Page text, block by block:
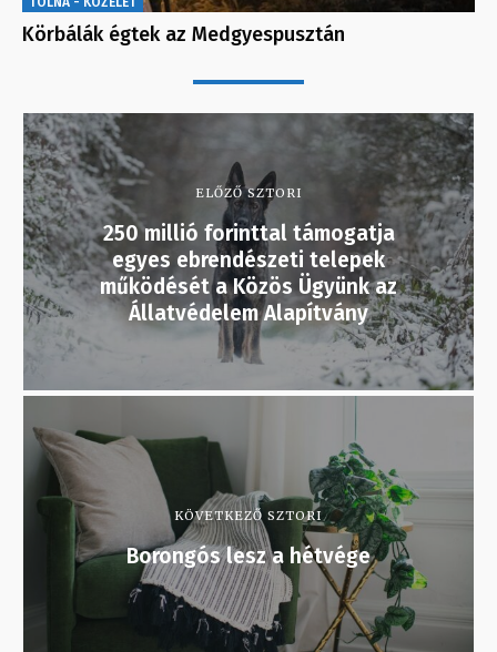
Körbálák égtek az Medgyespusztán
ELŐZŐ SZTORI
250 millió forinttal támogatja
egyes ebrendészeti telepek
működését a Közös Ügyünk az
Állatvédelem Alapítvány
KÖVETKEZŐ SZTORI
Borongós lesz a hétvége